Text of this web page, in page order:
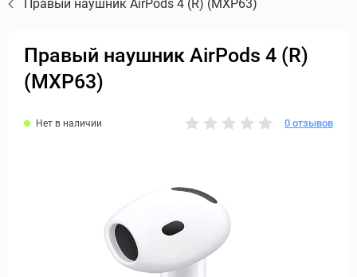
Правый наушник AirPods 4 (R) (MXP63)
Правый наушник AirPods 4 (R)
(MXP63)
Нет в наличии 0 отзывов